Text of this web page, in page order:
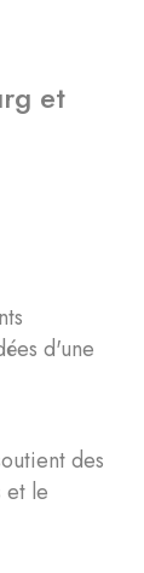
et
d'une
des
et le